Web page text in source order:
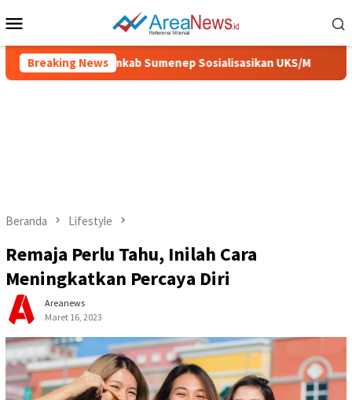
ke
Mobile
Breaking News
Sehat, Pemkab Sumenep Sosialisasikan UKS/M
Beranda Lifestyle
Remaja Perlu Tahu, Inilah Cara
Meningkatkan Percaya Diri
Areanews
Maret 16, 2023